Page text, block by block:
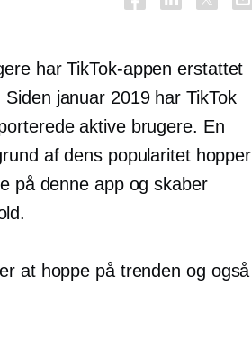
har TikTok-appen erstattet
januar 2019 har TikTok
aktive brugere. En
af dens popularitet hopper
på denne app og skaber
at hoppe på trenden og også